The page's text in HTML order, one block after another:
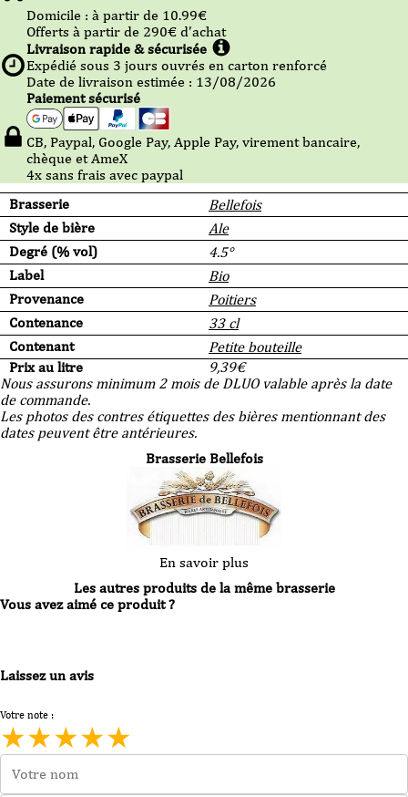
Brasserie
Bellefois
Style de bière
Ale
Degré (% vol)
4.5°
Label
Bio
Provenance
Poitiers
Contenance
33 cl
Contenant
Petite bouteille
Prix au litre
9,39€
Nous assurons minimum 2 mois de DLUO valable après la date
de commande.
Les photos des contres étiquettes des bières mentionnant des
dates peuvent être antérieures.
Domicile : à partir de 10.99€
Offerts à partir de 290€ d’achat
Livraison rapide & sécurisée
Expédié sous 3 jours ouvrés en carton renforcé
Date de livraison estimée : 13/08/2026
Paiement sécurisé
CB, Paypal, Google Pay, Apple Pay, virement bancaire,
chèque et AmeX
4x sans frais avec paypal
Brasserie Bellefois
En savoir plus
Les autres produits de la même brasserie
Vous avez aimé ce produit ?
Laissez un avis
Votre note :
★★★★★